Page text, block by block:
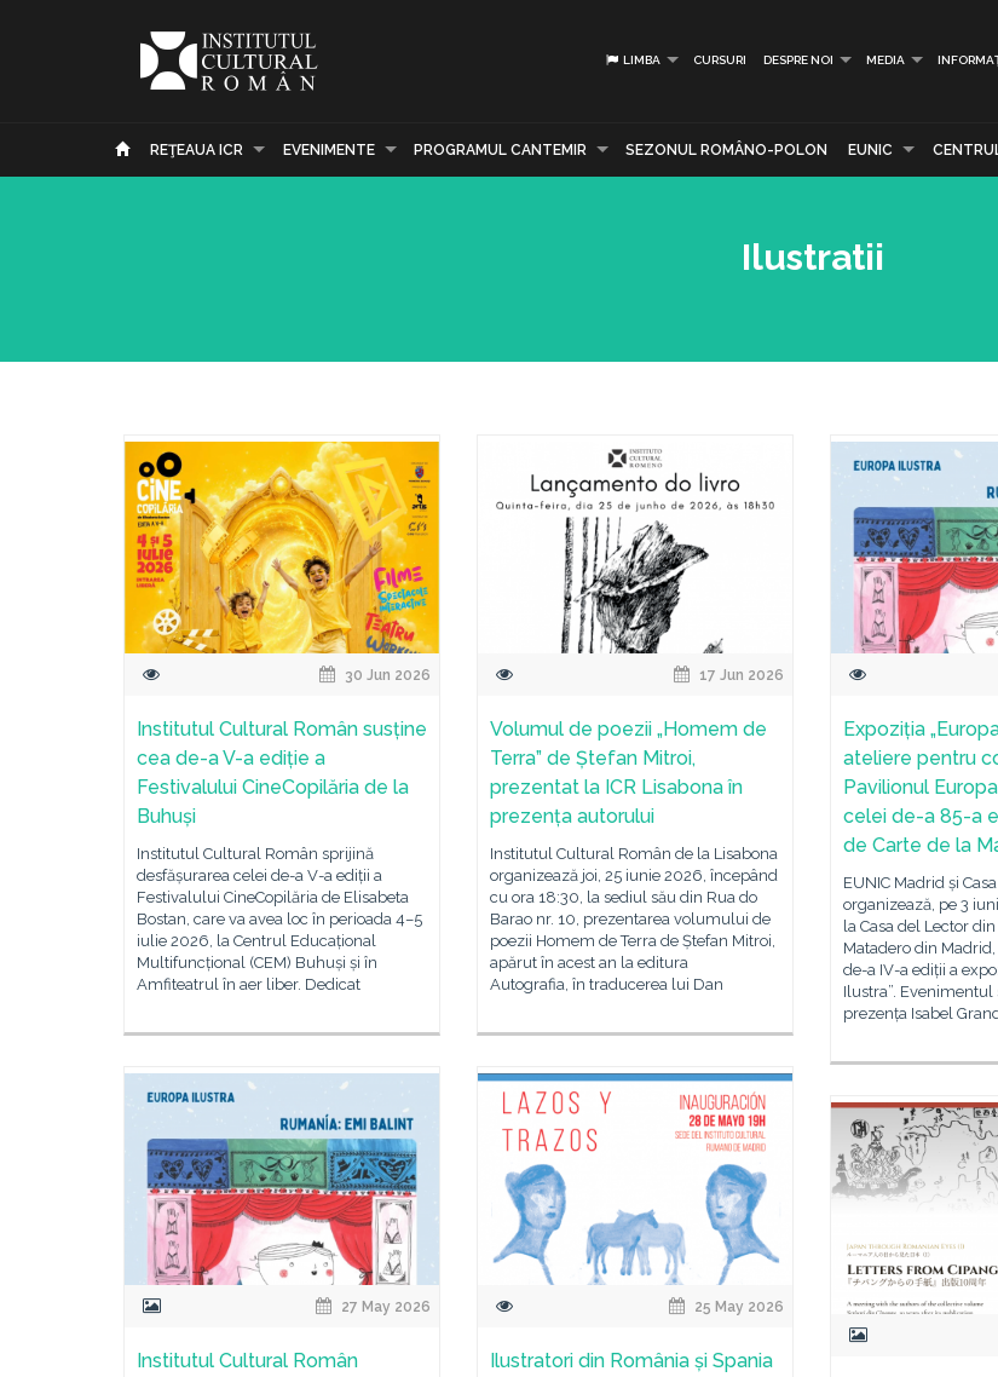
LIMBA CURSURI DESPRE NOI MEDIA
REŢEAUA ICR EVENIMENTE PROGRAMUL CANTEMIR SEZONUL ROMÂNO-POLON EUNIC
Ilustratii
30 Jun 2026
Institutul Cultural Român susține
cea de-a V-a ediție a
Festivalului CineCopilăria de la
Buhuși
Institutul Cultural Român sprijină
desfășurarea celei de-a V-a ediții a
Festivalului CineCopilăria de Elisabeta
Bostan, care va avea loc în perioada 4–5
iulie 2026, la Centrul Educațional
Multifuncțional (CEM) Buhuși și în
Amfiteatrul în aer liber. Dedicat
17 Jun 2026
Volumul de poezii „Homem de
Terra” de Ștefan Mitroi,
prezentat la ICR Lisabona în
prezența autorului
Institutul Cultural Român de la Lisabona
organizează joi, 25 iunie 2026, începând
cu ora 18:30, la sediul său din Rua do
Barao nr. 10, prezentarea volumului de
poezii Homem de Terra de Ștefan Mitroi,
apărut în acest an la editura
Autografia, în traducerea lui Dan
Expoziția
ateliere pentru
Pavilionul
celei de-a 85-a
de Carte de la
EUNIC Madrid și
organizează, pe 3
la Casa del Lector
Matadero din
de-a IV-a ediții a
Ilustra”. Evenimentul
prezența Isabel
27 May 2026
Institutul Cultural Român
25 May 2026
Ilustratori din România și Spania